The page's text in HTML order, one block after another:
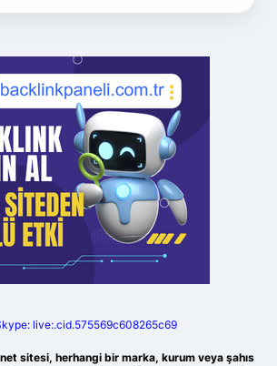
live:.cid.575569c608265c69
sitesi, herhangi bir marka, kurum veya şahıs